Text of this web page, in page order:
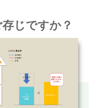
じですか？